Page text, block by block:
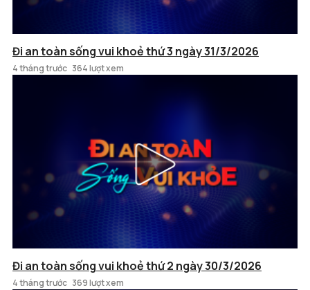
Đi an toàn sống vui khoẻ thứ 3 ngày 31/3/2026
4 tháng trước 364 lượt xem
Đi an toàn sống vui khoẻ thứ 2 ngày 30/3/2026
4 tháng trước 369 lượt xem